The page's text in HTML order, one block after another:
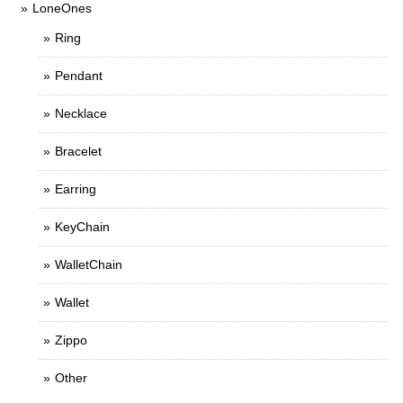
LoneOnes
Ring
Pendant
Necklace
Bracelet
Earring
KeyChain
WalletChain
Wallet
Zippo
Other